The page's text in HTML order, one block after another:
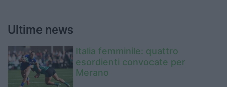
Ultime news
Italia femminile: quattro
esordienti convocate per
Merano